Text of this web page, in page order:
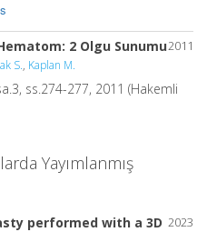
2011
2 Olgu Sunumu
S., Kaplan M.
ss.274-277, 2011 (Hakemli
Yayımlanmış
2023
performed with a 3D